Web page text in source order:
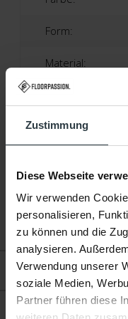
Zustimmung
Diese Webseite
Wir verwenden
personalisieren,
zu können und die
analysieren.
Verwendung unserer
soziale Medien,
Partner führen diese
Bewertungen
Produkt
Form:
Material:
Florhöhe:
Garantie: